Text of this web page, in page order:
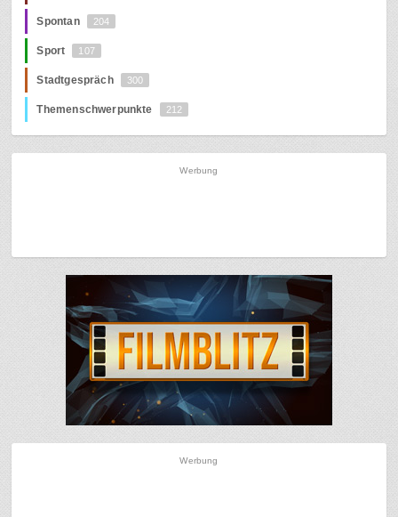
Spontan 204
Sport 107
Stadtgespräch 300
Themenschwerpunkte 212
Werbung
Werbung